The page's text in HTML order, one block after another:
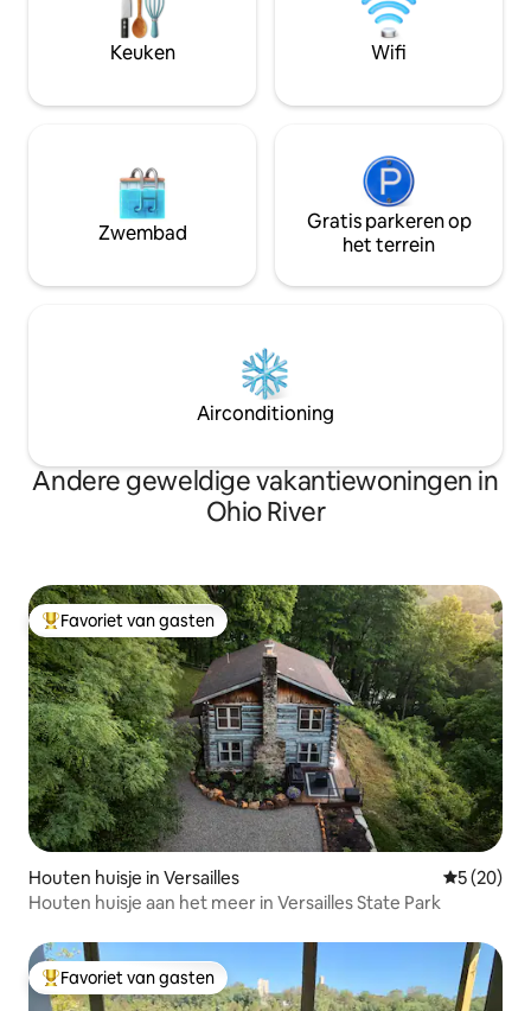
Dicht bij Beaver Lake en gelegen langs
de Bourbon Trail, op slechts enkele
minuten van Wild Turkey & Four Roses
"wastafels.”
natuurlijke
maakt van de
Keuken Wifi
Zwembad
Gratis parkeren op
het terrein
Airconditioning
Andere geweldige vakantiewoningen in
Ohio River
Topfavoriet van gasten
Favoriet van gasten
Houten huisje in Versailles
5 (20)
Houten huisje aan het meer in Versailles State Park
Topfavoriet van gasten
Favoriet van gasten